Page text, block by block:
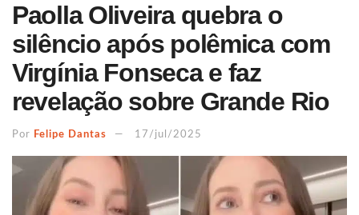
Paolla Oliveira quebra o
silêncio após polêmica com
Virgínia Fonseca e faz
revelação sobre Grande Rio
Por Felipe Dantas 17/jul/2025